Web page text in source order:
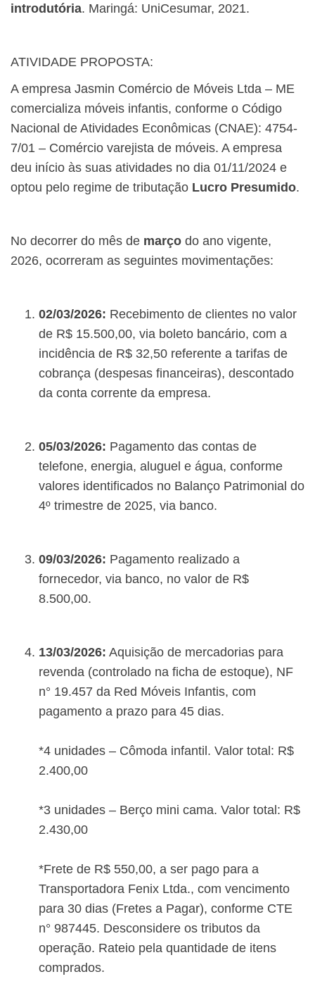
introdutória. Maringá: UniCesumar, 2021.
ATIVIDADE PROPOSTA:
A empresa Jasmin Comércio de Móveis Ltda – ME
comercializa móveis infantis, conforme o Código
Nacional de Atividades Econômicas (CNAE): 4754-
7/01 – Comércio varejista de móveis. A empresa
deu início às suas atividades no dia 01/11/2024 e
optou pelo regime de tributação Lucro Presumido.
No decorrer do mês de março do ano vigente,
2026, ocorreram as seguintes movimentações:
02/03/2026: Recebimento de clientes no valor
de R$ 15.500,00, via boleto bancário, com a
incidência de R$ 32,50 referente a tarifas de
cobrança (despesas financeiras), descontado
da conta corrente da empresa.
05/03/2026: Pagamento das contas de
telefone, energia, aluguel e água, conforme
valores identificados no Balanço Patrimonial do
4º trimestre de 2025, via banco.
09/03/2026: Pagamento realizado a
fornecedor, via banco, no valor de R$
8.500,00.
13/03/2026: Aquisição de mercadorias para
revenda (controlado na ficha de estoque), NF
n° 19.457 da Red Móveis Infantis, com
pagamento a prazo para 45 dias.
*4 unidades – Cômoda infantil. Valor total: R$
2.400,00
*3 unidades – Berço mini cama. Valor total: R$
2.430,00
*Frete de R$ 550,00, a ser pago para a
Transportadora Fenix Ltda., com vencimento
para 30 dias (Fretes a Pagar), conforme CTE
n° 987445. Desconsidere os tributos da
operação. Rateio pela quantidade de itens
comprados.